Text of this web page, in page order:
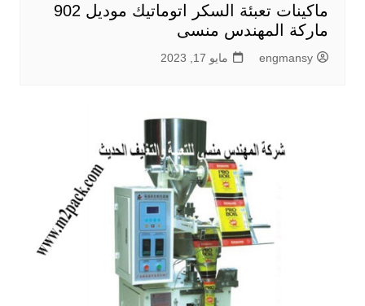
ماكينات تعبئة السكر اتوماتيك موديل 902
ماركة المهندس منسى
engmansy مايو 17, 2023